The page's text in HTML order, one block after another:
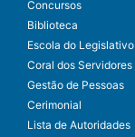
Concursos
Biblioteca
Escola do Legislativo
Coral dos Servidores
Gestão de Pessoas
Cerimonial
Lista de Autoridades